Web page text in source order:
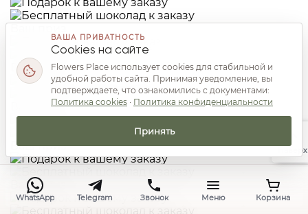
Ваш приз
Ваш приз
Ваш приз
Ваш приз
WhatsApp Telegram Звонок Меню Корзина
Наверх
ВАША ПРИВАТНОСТЬ
Cookies на сайте
Flowers Place использует cookies для стабильной и
удобной работы сайта. Принимая уведомление, вы
подтверждаете, что ознакомились с документами:
Политика cookies · Политика конфиденциальности
Принять